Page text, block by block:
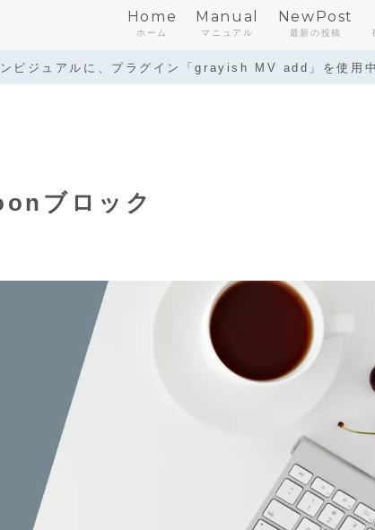
Home
ホーム
Manual
マニュアル
NewPost
最新の投稿
ビジュアルに、プラグイン「grayish MV add」を使用
ブロック